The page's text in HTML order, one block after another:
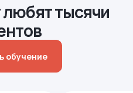
тысячи
обучение